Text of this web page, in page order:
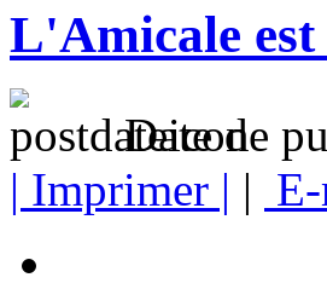
L'Amicale est
Date de
| Imprimer | |